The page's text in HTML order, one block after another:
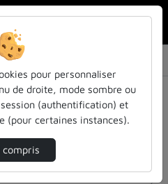
mot de passe, veuillez le
pour personnaliser
de droite, mode sombre ou
(authentification) et
(pour certaines instances).
compris